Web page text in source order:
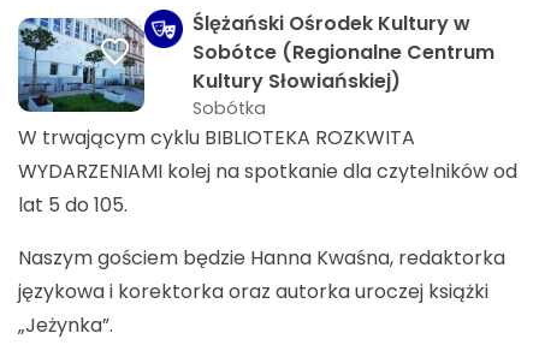
Ślężański Ośrodek Kultury w
Sobótce (Regionalne Centrum
Kultury Słowiańskiej)
Sobótka
W trwającym cyklu BIBLIOTEKA ROZKWITA
WYDARZENIAMI kolej na spotkanie dla czytelników od
lat 5 do 105.
Naszym gościem będzie Hanna Kwaśna, redaktorka
językowa i korektorka oraz autorka uroczej książki
„Jeżynka”.